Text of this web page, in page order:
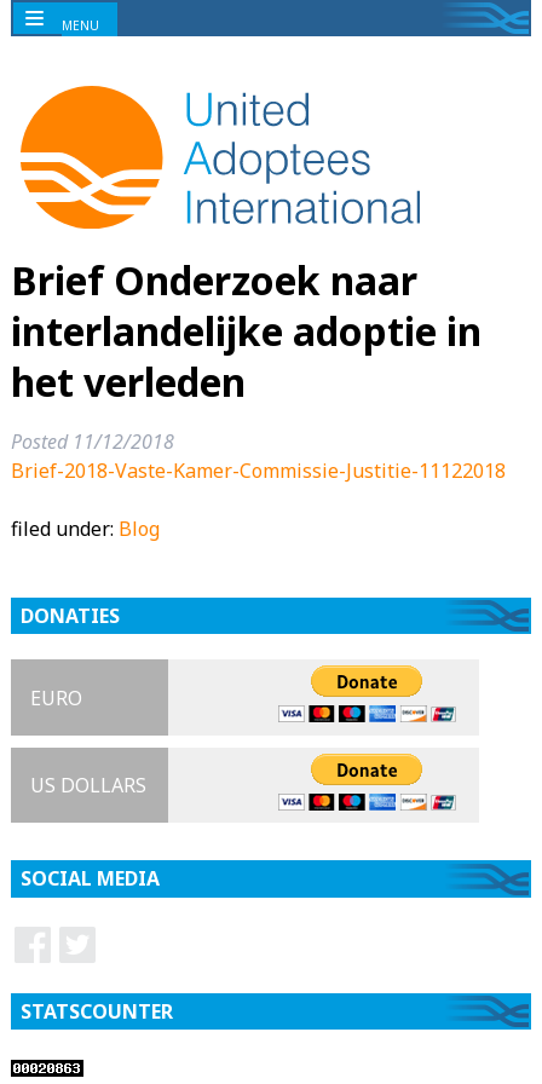
Brief Onderzoek naar
interlandelijke adoptie in
het verleden
Posted 11/12/2018
Brief-2018-Vaste-Kamer-Commissie-Justitie-11122018
filed under: Blog
DONATIES
EURO
US DOLLARS
SOCIAL MEDIA
STATSCOUNTER
MENU